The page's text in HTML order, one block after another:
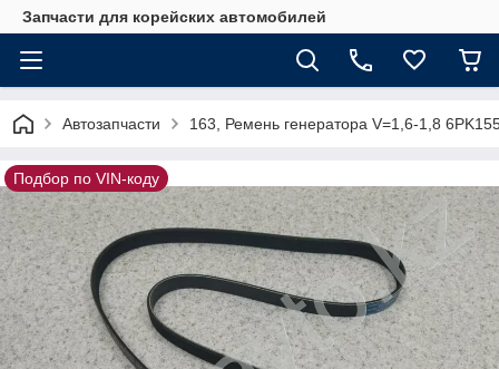
Запчасти для корейских автомобилей
Автозапчасти 163, Ремень генератора V=1,6-1,8
Подбор по VIN-коду